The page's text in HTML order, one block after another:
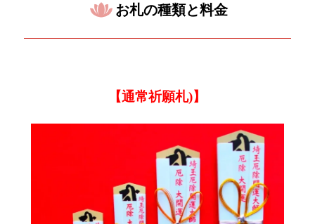
お札の種類と料金
【通常祈願札)】